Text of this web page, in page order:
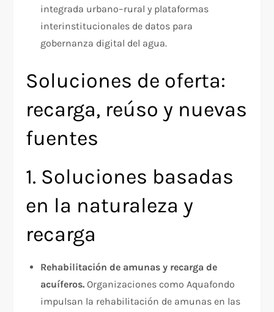
integrada urbano–rural y plataformas
interinstitucionales de datos para
gobernanza digital del agua.​
Soluciones de oferta:
recarga, reúso y nuevas
fuentes
1. Soluciones basadas
en la naturaleza y
recarga
Rehabilitación de amunas y recarga de
acuíferos. Organizaciones como Aquafondo
impulsan la rehabilitación de amunas en las